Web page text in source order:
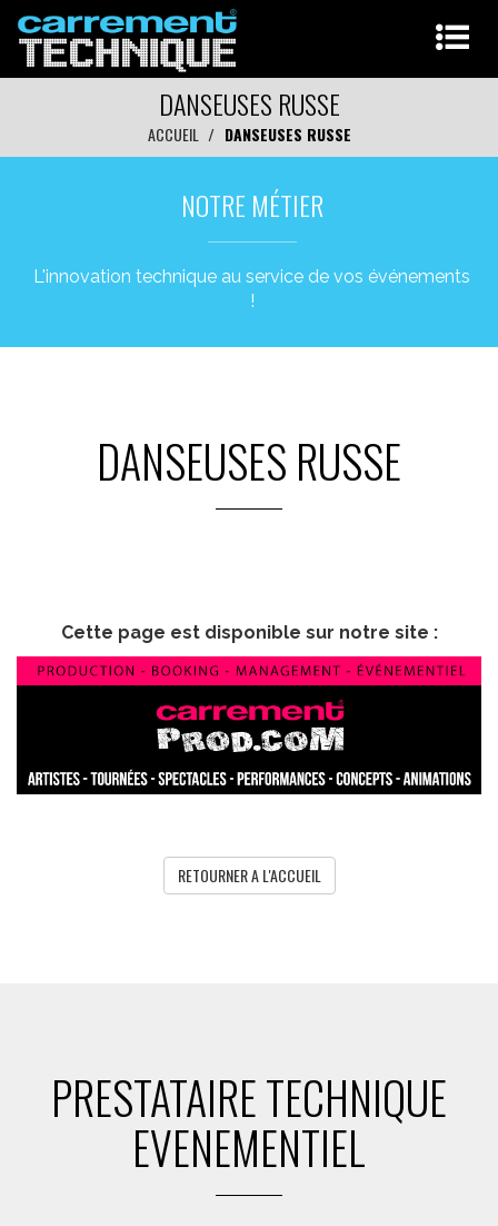
DANSEUSES RUSSE
ACCUEIL DANSEUSES RUSSE
NOTRE MÉTIER
L'innovation technique au service de vos événements
!
DANSEUSES RUSSE
Cette page est disponible sur notre site :
RETOURNER A L'ACCUEIL
PRESTATAIRE TECHNIQUE
EVENEMENTIEL